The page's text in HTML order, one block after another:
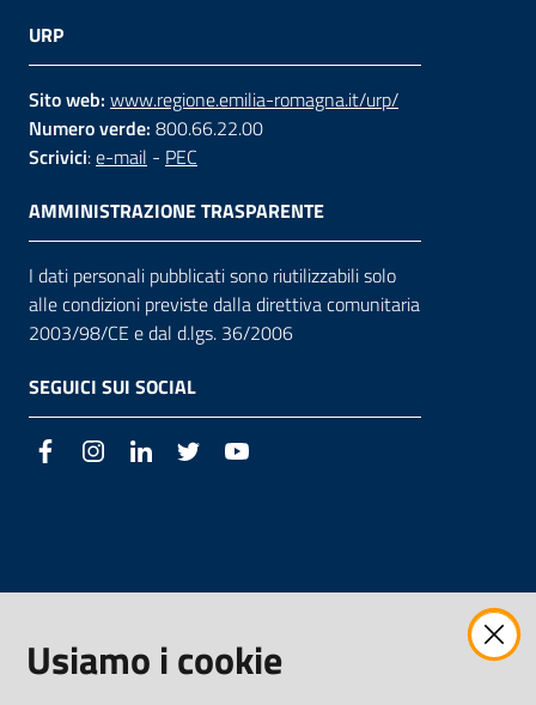
URP
Sito web: www.regione.emilia-romagna.it/urp/
Numero verde: 800.66.22.00
Scrivici:e-mail - PEC
AMMINISTRAZIONE TRASPARENTE
I dati personali pubblicati sono riutilizzabili solo
alle condizioni previste dalla direttiva comunitaria
2003/98/CE e dal d.lgs. 36/2006
SEGUICI SUI SOCIAL
FacebookInstagramLinkedIn Twitter
Usiamo i cookie